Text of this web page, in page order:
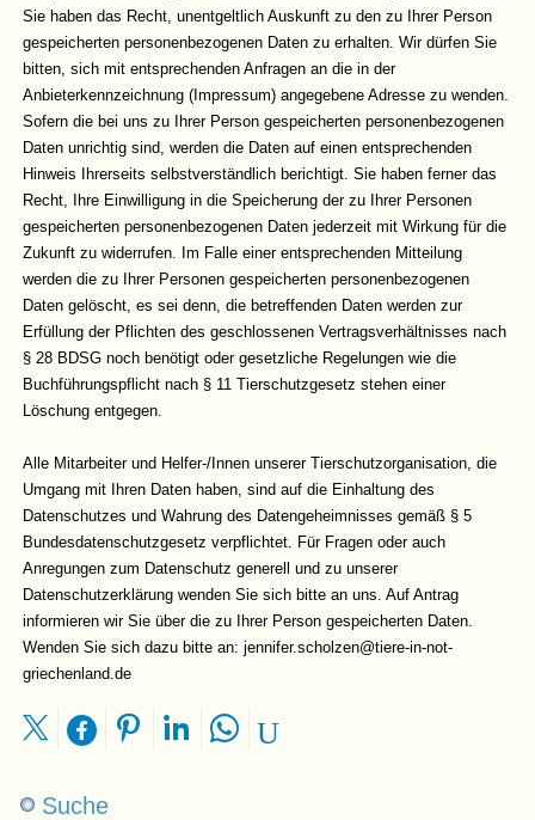
Sie haben das Recht, unentgeltlich Auskunft zu den zu Ihrer Person
gespeicherten personenbezogenen Daten zu erhalten. Wir dürfen Sie
bitten, sich mit entsprechenden Anfragen an die in der
Anbieterkennzeichnung (Impressum) angegebene Adresse zu wenden.
Sofern die bei uns zu Ihrer Person gespeicherten personenbezogenen
Daten unrichtig sind, werden die Daten auf einen entsprechenden
Hinweis Ihrerseits selbstverständlich berichtigt. Sie haben ferner das
Recht, Ihre Einwilligung in die Speicherung der zu Ihrer Personen
gespeicherten personenbezogenen Daten jederzeit mit Wirkung für die
Zukunft zu widerrufen. Im Falle einer entsprechenden Mitteilung
werden die zu Ihrer Personen gespeicherten personenbezogenen
Daten gelöscht, es sei denn, die betreffenden Daten werden zur
Erfüllung der Pflichten des geschlossenen Vertragsverhältnisses nach
§ 28 BDSG noch benötigt oder gesetzliche Regelungen wie die
Buchführungspflicht nach § 11 Tierschutzgesetz stehen einer
Löschung entgegen.
Alle Mitarbeiter und Helfer-/Innen unserer Tierschutzorganisation, die
Umgang mit Ihren Daten haben, sind auf die Einhaltung des
Datenschutzes und Wahrung des Datengeheimnisses gemäß § 5
Bundesdatenschutzgesetz verpflichtet. Für Fragen oder auch
Anregungen zum Datenschutz generell und zu unserer
Datenschutzerklärung wenden Sie sich bitte an uns. Auf Antrag
informieren wir Sie über die zu Ihrer Person gespeicherten Daten.
Wenden Sie sich dazu bitte an: jennifer.scholzen@tiere-in-not-
griechenland.de
Suche